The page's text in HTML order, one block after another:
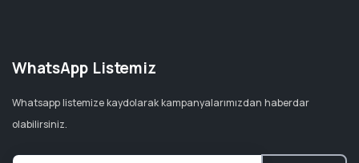
WhatsApp Listemiz
Whatsapp listemize kaydolarak kampanyalarımızdan haberdar
olabilirsiniz.